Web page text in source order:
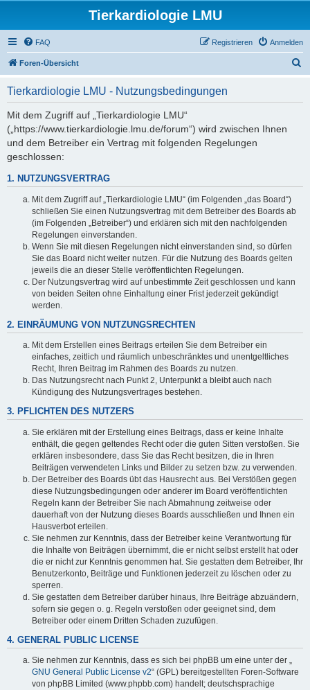
Tierkardiologie LMU
FAQ Anmelden
Registrieren
Foren-Übersicht
Tierkardiologie LMU - Nutzungsbedingungen
Mit dem Zugriff auf „Tierkardiologie LMU“
(„https://www.tierkardiologie.lmu.de/forum“) wird zwischen Ihnen
und dem Betreiber ein Vertrag mit folgenden Regelungen
geschlossen:
1. NUTZUNGSVERTRAG
Mit dem Zugriff auf „Tierkardiologie LMU“ (im Folgenden „das Board“)
schließen Sie einen Nutzungsvertrag mit dem Betreiber des Boards ab
(im Folgenden „Betreiber“) und erklären sich mit den nachfolgenden
Regelungen einverstanden.
Wenn Sie mit diesen Regelungen nicht einverstanden sind, so dürfen
Sie das Board nicht weiter nutzen. Für die Nutzung des Boards gelten
jeweils die an dieser Stelle veröffentlichten Regelungen.
Der Nutzungsvertrag wird auf unbestimmte Zeit geschlossen und kann
von beiden Seiten ohne Einhaltung einer Frist jederzeit gekündigt
werden.
2. EINRÄUMUNG VON NUTZUNGSRECHTEN
Mit dem Erstellen eines Beitrags erteilen Sie dem Betreiber ein
einfaches, zeitlich und räumlich unbeschränktes und unentgeltliches
Recht, Ihren Beitrag im Rahmen des Boards zu nutzen.
Das Nutzungsrecht nach Punkt 2, Unterpunkt a bleibt auch nach
Kündigung des Nutzungsvertrages bestehen.
3. PFLICHTEN DES NUTZERS
Sie erklären mit der Erstellung eines Beitrags, dass er keine Inhalte
enthält, die gegen geltendes Recht oder die guten Sitten verstoßen. Sie
erklären insbesondere, dass Sie das Recht besitzen, die in Ihren
Beiträgen verwendeten Links und Bilder zu setzen bzw. zu verwenden.
Der Betreiber des Boards übt das Hausrecht aus. Bei Verstößen gegen
diese Nutzungsbedingungen oder anderer im Board veröffentlichten
Regeln kann der Betreiber Sie nach Abmahnung zeitweise oder
dauerhaft von der Nutzung dieses Boards ausschließen und Ihnen ein
Hausverbot erteilen.
Sie nehmen zur Kenntnis, dass der Betreiber keine Verantwortung für
die Inhalte von Beiträgen übernimmt, die er nicht selbst erstellt hat oder
die er nicht zur Kenntnis genommen hat. Sie gestatten dem Betreiber, Ihr
Benutzerkonto, Beiträge und Funktionen jederzeit zu löschen oder zu
sperren.
Sie gestatten dem Betreiber darüber hinaus, Ihre Beiträge abzuändern,
sofern sie gegen o. g. Regeln verstoßen oder geeignet sind, dem
Betreiber oder einem Dritten Schaden zuzufügen.
4. GENERAL PUBLIC LICENSE
Sie nehmen zur Kenntnis, dass es sich bei phpBB um eine unter der „
GNU General Public License v2“ (GPL) bereitgestellten Foren-Software
von phpBB Limited (www.phpbb.com) handelt; deutschsprachige